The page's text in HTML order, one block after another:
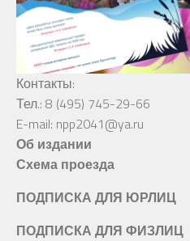
Контакты:
Тел.: 8 (495) 745-29-66
E-mail: npp2041@ya.ru
Об издании
Схема проезда
ПОДПИСКА ДЛЯ ЮРЛИЦ
ПОДПИСКА ДЛЯ ФИЗЛИЦ